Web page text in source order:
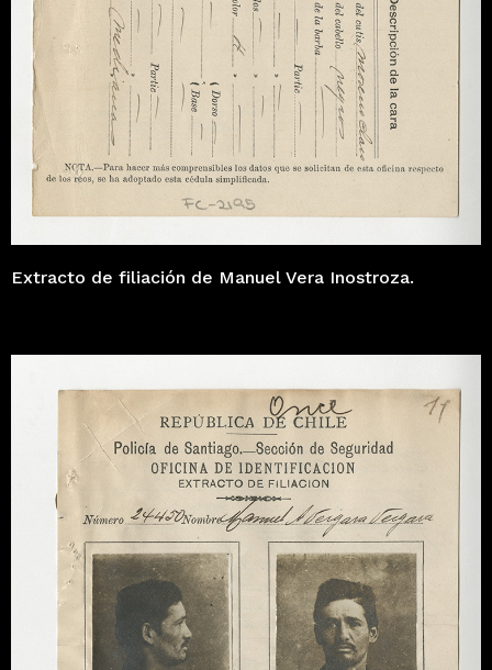
Extracto de filiación de Manuel Vera Inostroza.